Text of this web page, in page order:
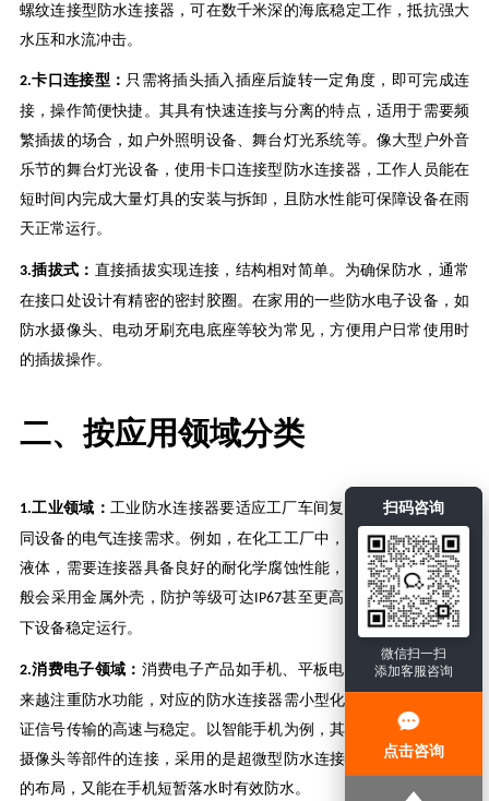
扫码咨询
微信扫一扫
添加客服咨询
点击咨询
螺纹连接型防水连接器，可在数千米深的海底稳定工作，抵抗强大
水压和水流冲击。
2.卡口连接型： 只需将插头插入插座后旋转一定角度，即可完成连
接，操作简便快捷。其具有快速连接与分离的特点，适用于需要频
繁插拔的场合，如户外照明设备、舞台灯光系统等。像大型户外音
乐节的舞台灯光设备，使用卡口连接型防水连接器，工作人员能在
短时间内完成大量灯具的安装与拆卸，且防水性能可保障设备在雨
天正常运行。
3.插拔式： 直接插拔实现连接，结构相对简单。为确保防水，通常
在接口处设计有精密的密封胶圈。在家用的一些防水电子设备，如
防水摄像头、电动牙刷充电底座等较为常见，方便用户日常使用时
的插拔操作。
二、按应用领域分类
1.工业领域： 工业防水连接器要适应工厂车间复杂的环境，满足不
同设备的电气连接需求。例如，在化工工厂中，存在腐蚀性气体和
液体，需要连接器具备良好的耐化学腐蚀性能，同时防水防尘。一
般会采用金属外壳，防护等级可达 IP67甚至更高，确保在恶劣工况
下设备稳定运行。
2.消费电子领域： 消费电子产品如手机、平板电脑、智能手表等越
来越注重防水功能，对应的防水连接器需小型化、轻量化，同时保
证信号传输的高速与稳定。以智能手机为例，其内部主板与屏幕、
摄像头等部件的连接，采用的是超微型防水连接器，既能实现紧凑
的布局，又能在手机短暂落水时有效防水。